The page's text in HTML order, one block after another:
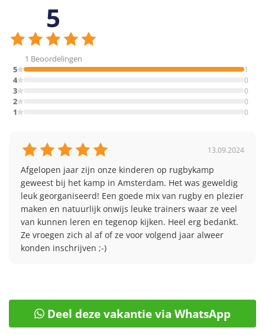
5
1 Beoordelingen
5
1
4 0
3 0
2 0
1 0
13.09.2024
Afgelopen jaar zijn onze kinderen op rugbykamp
geweest bij het kamp in Amsterdam. Het was geweldig
leuk georganiseerd! Een goede mix van rugby en plezier
maken en natuurlijk onwijs leuke trainers waar ze veel
van kunnen leren en tegenop kijken. Heel erg bedankt.
Ze vroegen zich al af of ze voor volgend jaar alweer
konden inschrijven ;-)
Deel deze vakantie via WhatsApp